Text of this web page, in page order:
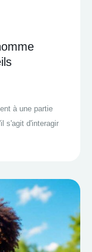
à une partie
s'agit d'interagir